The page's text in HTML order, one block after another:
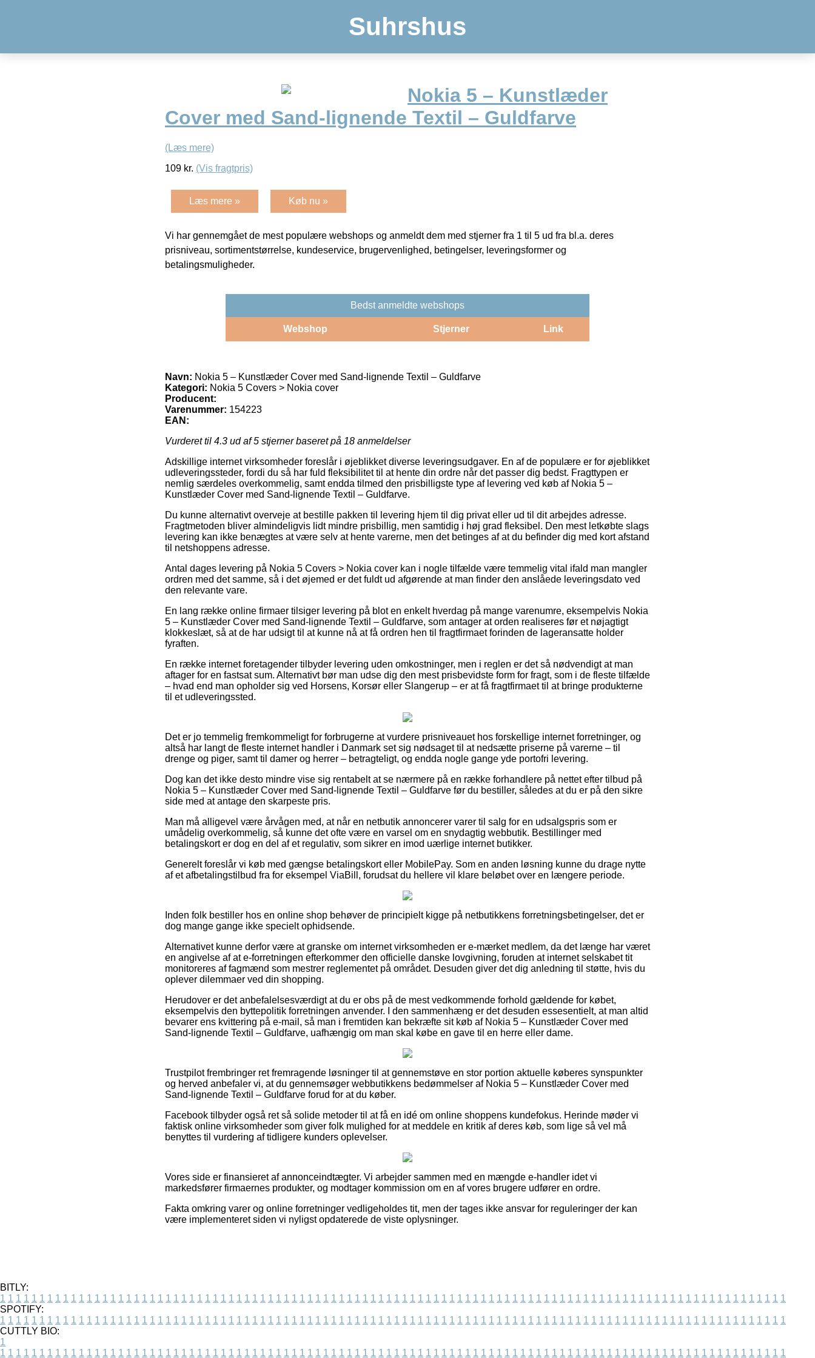
Suhrshus
Nokia 5 – Kunstlæder
Cover med Sand-lignende Textil – Guldfarve
(Læs mere)
109 kr. (Vis fragtpris)
Læs mere » Køb nu »
Vi har gennemgået de mest populære webshops og anmeldt dem med stjerner fra 1 til 5 ud fra bl.a. deres
prisniveau, sortimentstørrelse, kundeservice, brugervenlighed, betingelser, leveringsformer og
betalingsmuligheder.
Bedst anmeldte webshops
Webshop Stjerner Link
Navn: Nokia 5 – Kunstlæder Cover med Sand-lignende Textil – Guldfarve
Kategori: Nokia 5 Covers > Nokia cover
Producent:
Varenummer: 154223
EAN:
Vurderet til 4.3 ud af 5 stjerner baseret på 18 anmeldelser
Adskillige internet virksomheder foreslår i øjeblikket diverse leveringsudgaver. En af de populære er for øjeblikket
udleveringssteder, fordi du så har fuld fleksibilitet til at hente din ordre når det passer dig bedst. Fragttypen er
nemlig særdeles overkommelig, samt endda tilmed den prisbilligste type af levering ved køb af Nokia 5 –
Kunstlæder Cover med Sand-lignende Textil – Guldfarve.
Du kunne alternativt overveje at bestille pakken til levering hjem til dig privat eller ud til dit arbejdes adresse.
Fragtmetoden bliver almindeligvis lidt mindre prisbillig, men samtidig i høj grad fleksibel. Den mest letkøbte slags
levering kan ikke benægtes at være selv at hente varerne, men det betinges af at du befinder dig med kort afstand
til netshoppens adresse.
Antal dages levering på Nokia 5 Covers > Nokia cover kan i nogle tilfælde være temmelig vital ifald man mangler
ordren med det samme, så i det øjemed er det fuldt ud afgørende at man finder den anslåede leveringsdato ved
den relevante vare.
En lang række online firmaer tilsiger levering på blot en enkelt hverdag på mange varenumre, eksempelvis Nokia
5 – Kunstlæder Cover med Sand-lignende Textil – Guldfarve, som antager at orden realiseres før et nøjagtigt
klokkeslæt, så at de har udsigt til at kunne nå at få ordren hen til fragtfirmaet forinden de lageransatte holder
fyraften.
En række internet foretagender tilbyder levering uden omkostninger, men i reglen er det så nødvendigt at man
aftager for en fastsat sum. Alternativt bør man udse dig den mest prisbevidste form for fragt, som i de fleste tilfælde
– hvad end man opholder sig ved Horsens, Korsør eller Slangerup – er at få fragtfirmaet til at bringe produkterne
til et udleveringssted.
Det er jo temmelig fremkommeligt for forbrugerne at vurdere prisniveauet hos forskellige internet forretninger, og
altså har langt de fleste internet handler i Danmark set sig nødsaget til at nedsætte priserne på varerne – til
drenge og piger, samt til damer og herrer – betragteligt, og endda nogle gange yde portofri levering.
Dog kan det ikke desto mindre vise sig rentabelt at se nærmere på en række forhandlere på nettet efter tilbud på
Nokia 5 – Kunstlæder Cover med Sand-lignende Textil – Guldfarve før du bestiller, således at du er på den sikre
side med at antage den skarpeste pris.
Man må alligevel være årvågen med, at når en netbutik annoncerer varer til salg for en udsalgspris som er
umådelig overkommelig, så kunne det ofte være en varsel om en snydagtig webbutik. Bestillinger med
betalingskort er dog en del af et regulativ, som sikrer en imod uærlige internet butikker.
Generelt foreslår vi køb med gængse betalingskort eller MobilePay. Som en anden løsning kunne du drage nytte
af et afbetalingstilbud fra for eksempel ViaBill, forudsat du hellere vil klare beløbet over en længere periode.
Inden folk bestiller hos en online shop behøver de principielt kigge på netbutikkens forretningsbetingelser, det er
dog mange gange ikke specielt ophidsende.
Alternativet kunne derfor være at granske om internet virksomheden er e-mærket medlem, da det længe har været
en angivelse af at e-forretningen efterkommer den officielle danske lovgivning, foruden at internet selskabet tit
monitoreres af fagmænd som mestrer reglementet på området. Desuden giver det dig anledning til støtte, hvis du
oplever dilemmaer ved din shopping.
Herudover er det anbefalelsesværdigt at du er obs på de mest vedkommende forhold gældende for købet,
eksempelvis den byttepolitik forretningen anvender. I den sammenhæng er det desuden essesentielt, at man altid
bevarer ens kvittering på e-mail, så man i fremtiden kan bekræfte sit køb af Nokia 5 – Kunstlæder Cover med
Sand-lignende Textil – Guldfarve, uafhængig om man skal købe en gave til en herre eller dame.
Trustpilot frembringer ret fremragende løsninger til at gennemstøve en stor portion aktuelle køberes synspunkter
og herved anbefaler vi, at du gennemsøger webbutikkens bedømmelser af Nokia 5 – Kunstlæder Cover med
Sand-lignende Textil – Guldfarve forud for at du køber.
Facebook tilbyder også ret så solide metoder til at få en idé om online shoppens kundefokus. Herinde møder vi
faktisk online virksomheder som giver folk mulighed for at meddele en kritik af deres køb, som lige så vel må
benyttes til vurdering af tidligere kunders oplevelser.
Vores side er finansieret af annonceindtægter. Vi arbejder sammen med en mængde e-handler idet vi
markedsfører firmaernes produkter, og modtager kommission om en af vores brugere udfører en ordre.
Fakta omkring varer og online forretninger vedligeholdes tit, men der tages ikke ansvar for reguleringer der kan
være implementeret siden vi nyligst opdaterede de viste oplysninger.
BITLY:
1 1 1 1 1 1 1 1 1 1 1 1 1 1 1 1 1 1 1 1 1 1 1 1 1 1 1 1 1 1 1 1 1 1 1 1 1 1 1 1 1 1 1 1 1 1 1 1 1 1 1 1 1 1 1 1 1 1 1 1 1 1 1 1 1 1 1 1 1 1 1 1 1 1 1 1 1 1 1 1 1 1 1 1 1 1 1 1 1 1 1 1 1 1 1 1 1 1 1 1
SPOTIFY:
1 1 1 1 1 1 1 1 1 1 1 1 1 1 1 1 1 1 1 1 1 1 1 1 1 1 1 1 1 1 1 1 1 1 1 1 1 1 1 1 1 1 1 1 1 1 1 1 1 1 1 1 1 1 1 1 1 1 1 1 1 1 1 1 1 1 1 1 1 1 1 1 1 1 1 1 1 1 1 1 1 1 1 1 1 1 1 1 1 1 1 1 1 1 1 1 1 1 1 1
CUTTLY BIO:
1
1 1 1 1 1 1 1 1 1 1 1 1 1 1 1 1 1 1 1 1 1 1 1 1 1 1 1 1 1 1 1 1 1 1 1 1 1 1 1 1 1 1 1 1 1 1 1 1 1 1 1 1 1 1 1 1 1 1 1 1 1 1 1 1 1 1 1 1 1 1 1 1 1 1 1 1 1 1 1 1 1 1 1 1 1 1 1 1 1 1 1 1 1 1 1 1 1 1 1 1